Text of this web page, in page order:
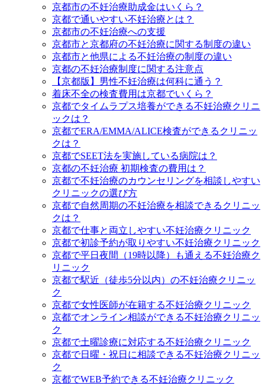
京都市の不妊治療助成金はいくら？
京都で通いやすい不妊治療とは？
京都市の不妊治療への支援
京都市と京都府の不妊治療に関する制度の違い
京都市と他県による不妊治療の制度の違い
京都の不妊治療制度に関する注意点
【京都版】男性不妊治療は何科に通う？
着床不全の検査費用は京都でいくら？
京都でタイムラプス培養ができる不妊治療クリニ
ックは？
京都でERA/EMMA/ALICE検査ができるクリニッ
クは？
京都でSEET法を実施している病院は？
京都の不妊治療 初期検査の費用は？
京都で不妊治療のカウンセリングを相談しやすい
クリニックの選び方
京都で自然周期の不妊治療を相談できるクリニッ
クは？
京都で仕事と両立しやすい不妊治療クリニック
京都で初診予約が取りやすい不妊治療クリニック
京都で平日夜間（19時以降）も通える不妊治療ク
リニック
京都で駅近（徒歩5分以内）の不妊治療クリニッ
ク
京都で女性医師が在籍する不妊治療クリニック
京都でオンライン相談ができる不妊治療クリニッ
ク
京都で土曜診療に対応する不妊治療クリニック
京都で日曜・祝日に相談できる不妊治療クリニッ
ク
京都でWEB予約できる不妊治療クリニック